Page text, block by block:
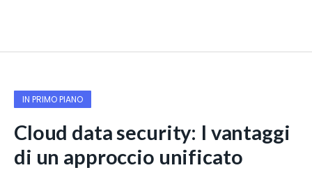
IN PRIMO PIANO
Cloud data security: I vantaggi
di un approccio unificato